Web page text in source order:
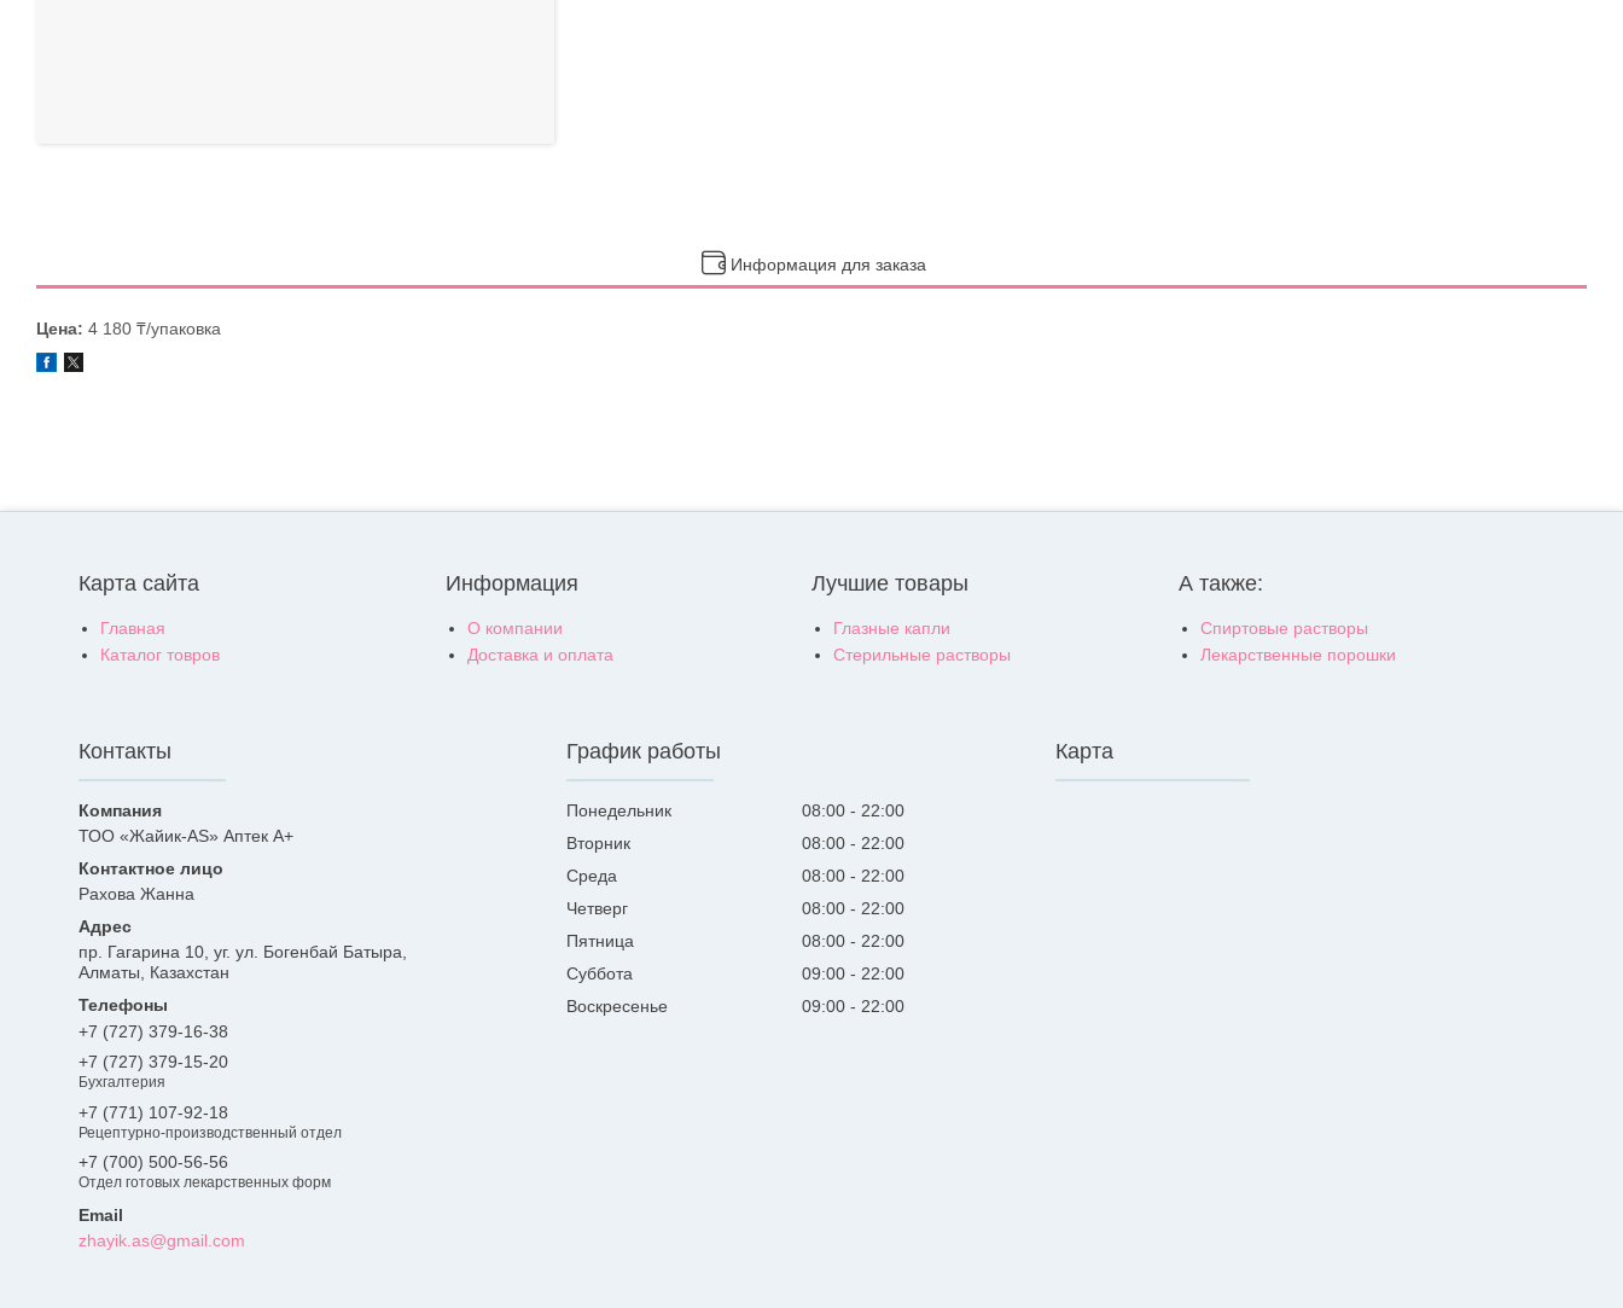
Информация для заказа
Цена: 4 180 ₸/упаковка
Карта сайта
Главная
Каталог товров
Информация
О компании
Доставка и оплата
Лучшие товары
Глазные капли
Стерильные растворы
А также:
Спиртовые растворы
Лекарственные порошки
Контакты
ТОО «Жайик-AS» Аптек А+
Рахова Жанна
пр. Гагарина 10, уг. ул. Богенбай Батыра,
Алматы, Казахстан
+7 (727) 379-16-38
+7 (727) 379-15-20
Бухгалтерия
+7 (771) 107-92-18
Рецептурно-производственный отдел
+7 (700) 500-56-56
Отдел готовых лекарственных форм
zhayik.as@gmail.com
График работы
Понедельник 08:00
22:00
Вторник
08:00
22:00
Среда
08:00
22:00
Четверг
08:00
22:00
Пятница
08:00
22:00
Суббота
09:00
22:00
Воскресенье
09:00 22:00
Карта